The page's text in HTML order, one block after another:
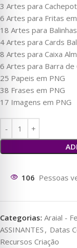
3 Artes para
6 Artes para Fritas
18 Artes para
4 Artes para Cards
8 Artes para Caixa
6 Artes para Barra de
25 Papeis em PNG
38 Frases em PNG
17 Imagens em PNG
108 Pessoas
Categorias: Araial -
ASSINANTES , Datas
Recursos Criação